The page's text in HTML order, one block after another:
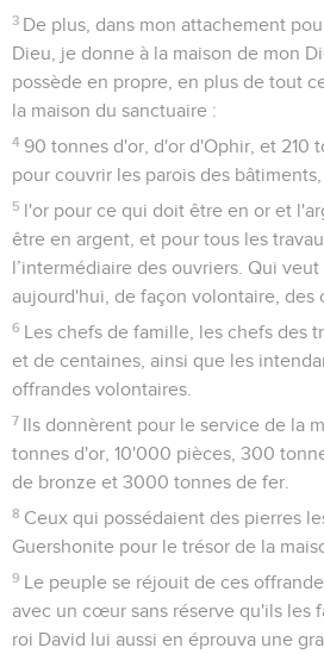
3 De plus, dans mon attachement
Dieu, je donne à la maison de mon
possède en propre, en plus de tout
la maison du sanctuaire :
4 90 tonnes d'or, d'or d'Ophir, et 210
pour couvrir les parois des bâtiments,
5 l'or pour ce qui doit être en or et
être en argent, et pour tous les
l’intermédiaire des ouvriers. Qui
aujourd'hui, de façon volontaire, des
6 Les chefs de famille, les chefs des
et de centaines, ainsi que les
offrandes volontaires.
7 Ils donnèrent pour le service de la
tonnes d'or, 10'000 pièces, 300
de bronze et 3000 tonnes de fer.
8 Ceux qui possédaient des pierres
Guershonite pour le trésor de la
9 Le peuple se réjouit de ces
avec un cœur sans réserve qu'ils les
roi David lui aussi en éprouva une